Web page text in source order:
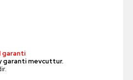
garanti
garanti mevcuttur.